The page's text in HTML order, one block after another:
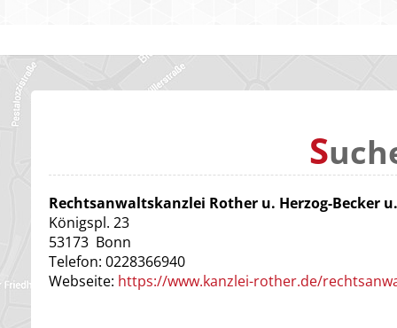
S
Rechtsanwaltskanzlei Rother u. Herzog-Becker
Königspl. 23
53173 Bonn
Telefon: 0228366940
Webseite: https://www.kanzlei-rother.de/